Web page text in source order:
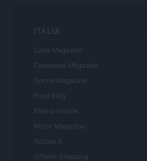
ITALIA
Casa Magazine
Cineverse Magazine
Donne Magazine
Food Blog
Milano Notizie
Motor Magazine
Notizie.it
Offerte Shopping